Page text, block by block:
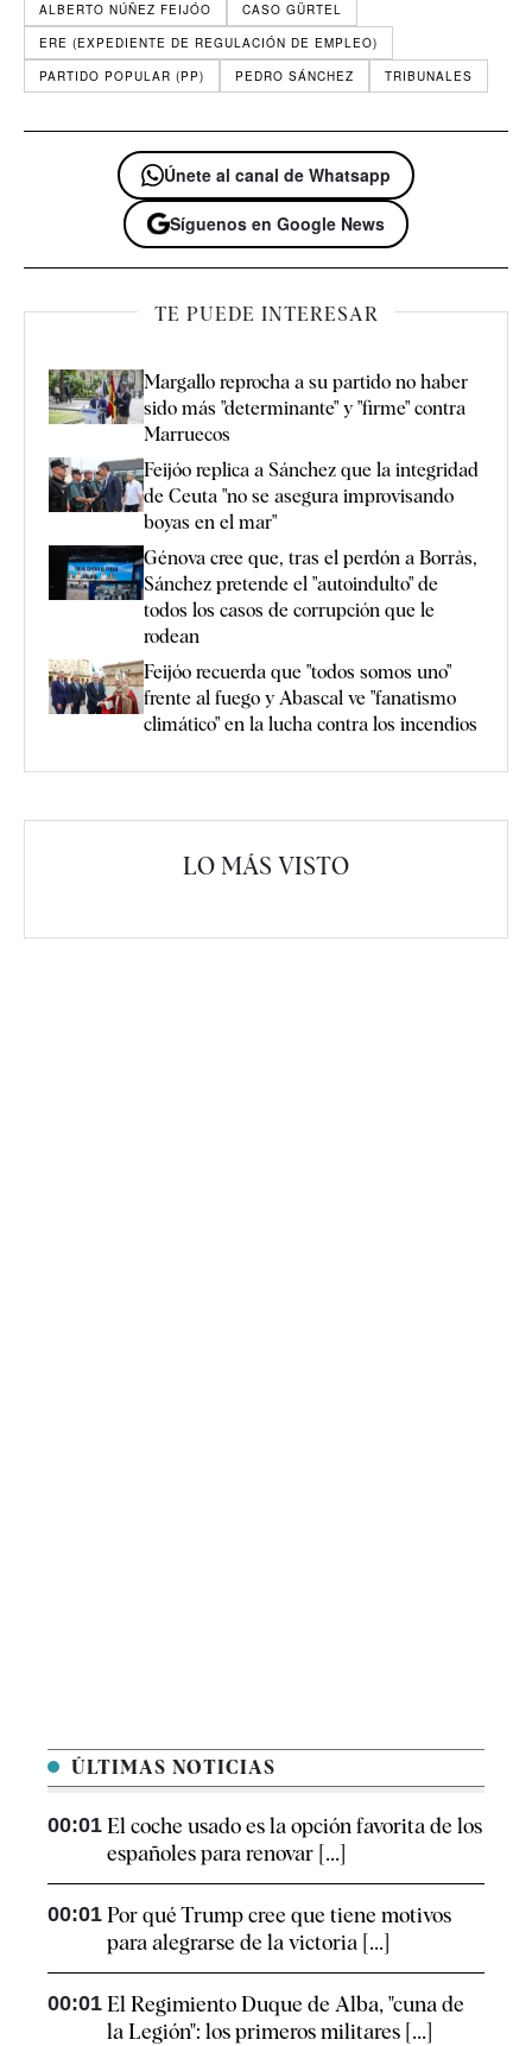
ALBERTO NÚÑEZ FEIJÓO
CASO GÜRTEL
ERE (EXPEDIENTE DE REGULACIÓN DE EMPLEO)
PARTIDO POPULAR (PP)
PEDRO SÁNCHEZ TRIBUNALES
Únete al canal de Whatsapp
Síguenos en Google News
TE PUEDE INTERESAR
Margallo reprocha a su partido no haber
sido más "determinante" y "firme" contra
Marruecos
Feijóo replica a Sánchez que la integridad
de Ceuta "no se asegura improvisando
boyas en el mar"
Génova cree que, tras el perdón a Borràs,
Sánchez pretende el "autoindulto" de
todos los casos de corrupción que le
rodean
Feijóo recuerda que "todos somos uno"
frente al fuego y Abascal ve "fanatismo
climático" en la lucha contra los incendios
LO MÁS VISTO
ÚLTIMAS NOTICIAS
00:01 El coche usado es la opción favorita de los
españoles para renovar [...]
00:01 Por qué Trump cree que tiene motivos
para alegrarse de la victoria [...]
00:01 El Regimiento Duque de Alba, "cuna de
la Legión": los primeros militares [...]